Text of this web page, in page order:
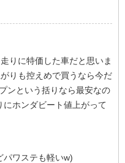
りに特価した車だと思いま
りも控えめで買うなら今だ
ンという括りなら最安なの
ホンダビート値上がって
パワステも軽いw)